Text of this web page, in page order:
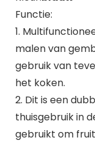
Functie:
1.
malen van
gebruik van
het koken.
2. Dit is een
thuisgebruik in
gebruikt om